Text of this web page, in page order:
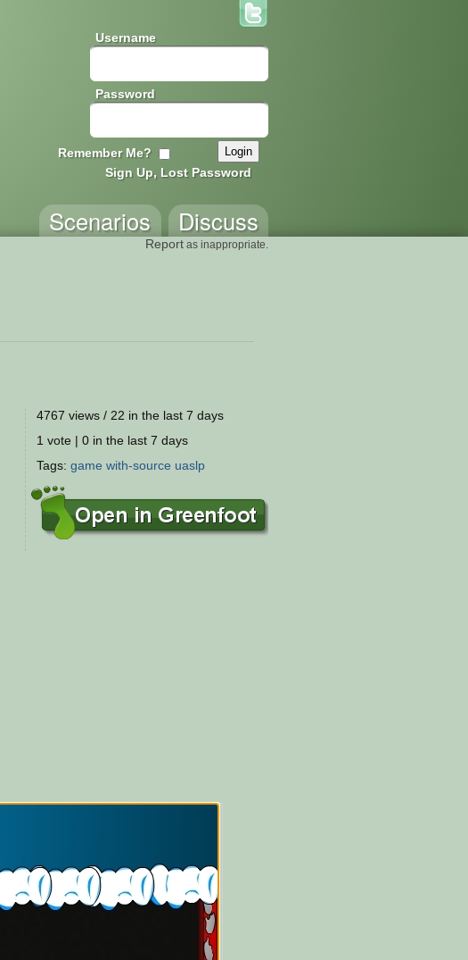
Username
Password
Remember Me?
Sign Up, Lost Password
Discuss
Scenarios
Report as inappropriate.
4767 views / 22 in the last 7 days
1 vote | 0 in the last 7 days
Tags: game with-source uaslp